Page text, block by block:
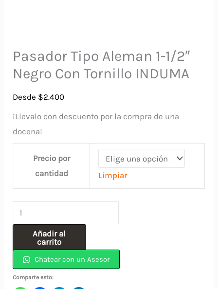
Pasador Tipo Aleman 1-1/2″
Negro Con Tornillo INDUMA
Desde $2.400
¡Llevalo con descuento por la compra de una
docena!
Precio por
cantidad
Limpiar
Pasador
Tipo
Aleman
1-
1/2"
Negro
Añadir al
carrito
Chatear con un Asesor
Comparte esto: